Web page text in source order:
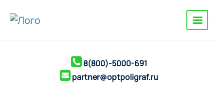
8(800)-5000-691
partner@optpoligraf.ru